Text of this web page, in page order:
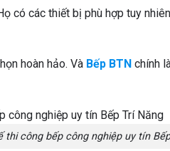
có các thiết bị phù hợp tuy
hoàn hảo. Và Bếp BTN chính
thi công bếp công nghiệp uy tín